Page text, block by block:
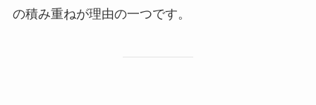
の積み重ねが理由の一つです。